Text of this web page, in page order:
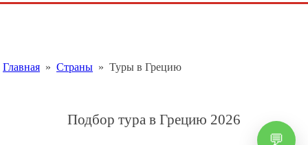
Главная » Страны » Туры в Грецию
Подбор тура в Грецию 2026